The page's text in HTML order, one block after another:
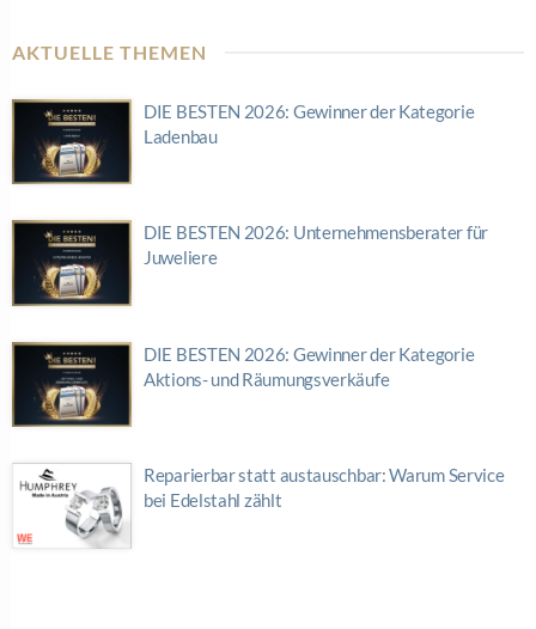
AKTUELLE THEMEN
DIE BESTEN 2026: Gewinner der Kategorie
Ladenbau
DIE BESTEN 2026: Unternehmensberater für
Juweliere
DIE BESTEN 2026: Gewinner der Kategorie
Aktions- und Räumungsverkäufe
Reparierbar statt austauschbar: Warum Service
bei Edelstahl zählt